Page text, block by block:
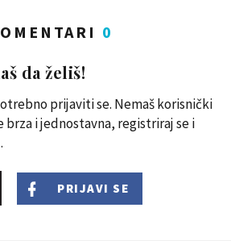
0
da želiš!
prijaviti se. Nemaš korisnički
brza i jednostavna, registriraj se i
PRIJAVI SE